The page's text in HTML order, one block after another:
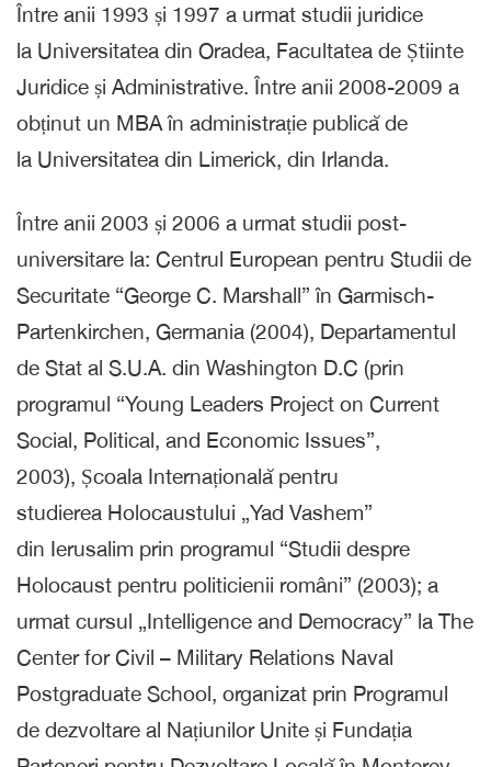
Între anii 1993 și 1997 a urmat studii juridice
la Universitatea din Oradea, Facultatea de Știinte
Juridice și Administrative. Între anii 2008-2009 a
obținut un MBA în administrație publică de
la Universitatea din Limerick, din Irlanda.
Între anii 2003 și 2006 a urmat studii post-
universitare la: Centrul European pentru Studii de
Securitate “George C. Marshall” în Garmisch-
Partenkirchen, Germania (2004), Departamentul
de Stat al S.U.A. din Washington D.C (prin
programul “Young Leaders Project on Current
Social, Political, and Economic Issues”,
2003), Școala Internațională pentru
studierea Holocaustului „Yad Vashem”
din Ierusalim prin programul “Studii despre
Holocaust pentru politicienii români” (2003); a
urmat cursul „Intelligence and Democracy” la The
Center for Civil – Military Relations Naval
Postgraduate School, organizat prin Programul
de dezvoltare al Națiunilor Unite și Fundația